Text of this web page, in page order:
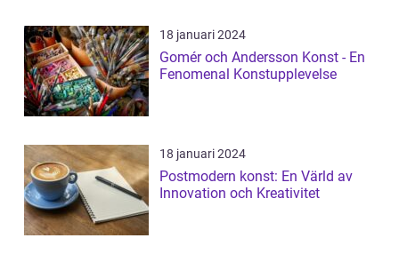
18 januari 2024
Gomér och Andersson Konst - En
Fenomenal Konstupplevelse
18 januari 2024
Postmodern konst: En Värld av
Innovation och Kreativitet